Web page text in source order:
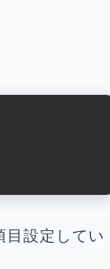
目設定してい